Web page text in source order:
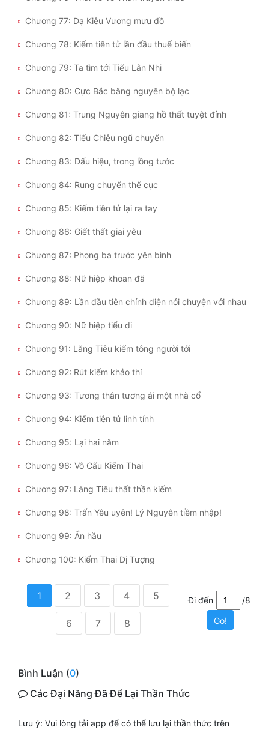
Chương 77: Dạ Kiêu Vương mưu đồ
Chương 78: Kiếm tiên tử lần đầu thuế biến
Chương 79: Ta tìm tới Tiểu Lân Nhi
Chương 80: Cực Bắc băng nguyên bộ lạc
Chương 81: Trung Nguyên giang hồ thất tuyệt đỉnh
Chương 82: Tiểu Chiêu ngũ chuyển
Chương 83: Dấu hiệu, trong lồng tước
Chương 84: Rung chuyển thế cục
Chương 85: Kiếm tiên tử lại ra tay
Chương 86: Giết thất giai yêu
Chương 87: Phong ba trước yên bình
Chương 88: Nữ hiệp khoan đã
Chương 89: Lần đầu tiên chính diện nói chuyện với nhau
Chương 90: Nữ hiệp tiểu di
Chương 91: Lăng Tiêu kiếm tông người tới
Chương 92: Rút kiếm khảo thí
Chương 93: Tương thân tương ái một nhà cổ
Chương 94: Kiếm tiên tử linh tính
Chương 95: Lại hai năm
Chương 96: Vô Cấu Kiếm Thai
Chương 97: Lăng Tiêu thất thần kiếm
Chương 98: Trấn Yêu uyên! Lý Nguyên tiềm nhập!
Chương 99: Ẩn hầu
Chương 100: Kiếm Thai Dị Tượng
1 2 3 4 5
6 7 8
Đi đến
/8
Go!
Bình Luận (0)
Các Đại Năng Đã Để Lại Thần Thức
Lưu ý: Vui lòng tải app để có thể lưu lại thần thức trên